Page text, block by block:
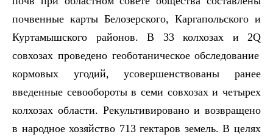
почвенные карты Белозерского, Каргапольского и
Куртамышского районов. В 33 колхозах и 2Q
совхозах проведено геоботаническое обследование
кормовых угодий, усовершенствованы ранее
введенные севообороты в семи совхозах и четырех
колхозах области. Рекультивировано и возвращено
в народное хозяйство 713 гектаров земель. В целях